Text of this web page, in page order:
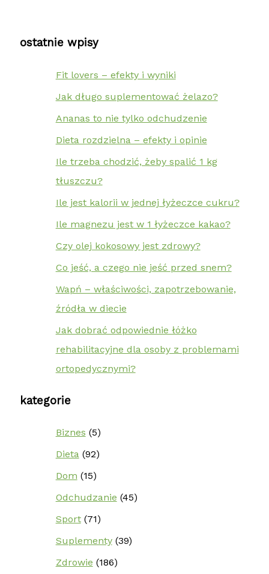
ostatnie wpisy
Fit lovers – efekty i wyniki
Jak długo suplementować żelazo?
Ananas to nie tylko odchudzenie
Dieta rozdzielna – efekty i opinie
Ile trzeba chodzić, żeby spalić 1 kg
tłuszczu?
Ile jest kalorii w jednej łyżeczce cukru?
Ile magnezu jest w 1 łyżeczce kakao?
Czy olej kokosowy jest zdrowy?
Co jeść, a czego nie jeść przed snem?
Wapń – właściwości, zapotrzebowanie,
źródła w diecie
Jak dobrać odpowiednie łóżko
rehabilitacyjne dla osoby z problemami
ortopedycznymi?
kategorie
Biznes (5)
Dieta(92)
Dom (15)
Odchudzanie (45)
Sport(71)
Suplementy(39)
Zdrowie (186)